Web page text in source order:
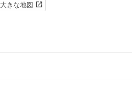
大きな地図